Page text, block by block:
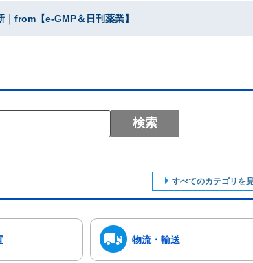
from【e-GMP＆日刊薬業】
検索
すべてのカテゴリを
物流・輸送